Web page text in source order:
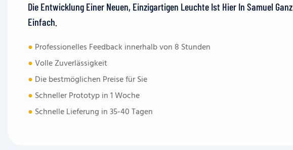
Die Entwicklung Einer Neuen, Einzigartigen Leuchte Ist Hier In Samuel Ganz
Einfach.
● Professionelles Feedback innerhalb von 8 Stunden
●Volle Zuverlässigkeit
● Die bestmöglichen Preise für Sie
● Schneller Prototyp in 1 Woche
● Schnelle Lieferung in 35-40 Tagen